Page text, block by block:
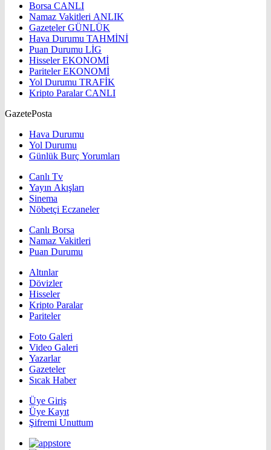
Borsa CANLI
Namaz Vakitleri ANLIK
GazetelerGÜNLÜK
Hava Durumu TAHMİNİ
Puan Durumu LİG
HisselerEKONOMİ
ParitelerEKONOMİ
Yol Durumu TRAFİK
Kripto ParalarCANLI
GazetePosta
Hava Durumu
Yol Durumu
Günlük Burç Yorumları
Canlı Tv
Yayın Akışları
Sinema
Nöbetçi Eczaneler
Canlı Borsa
Namaz Vakitleri
Puan Durumu
Altınlar
Dövizler
Hisseler
Kripto Paralar
Pariteler
Foto Galeri
Video Galeri
Yazarlar
Gazeteler
Sıcak Haber
Üye Giriş
Üye Kayıt
Şifremi Unuttum